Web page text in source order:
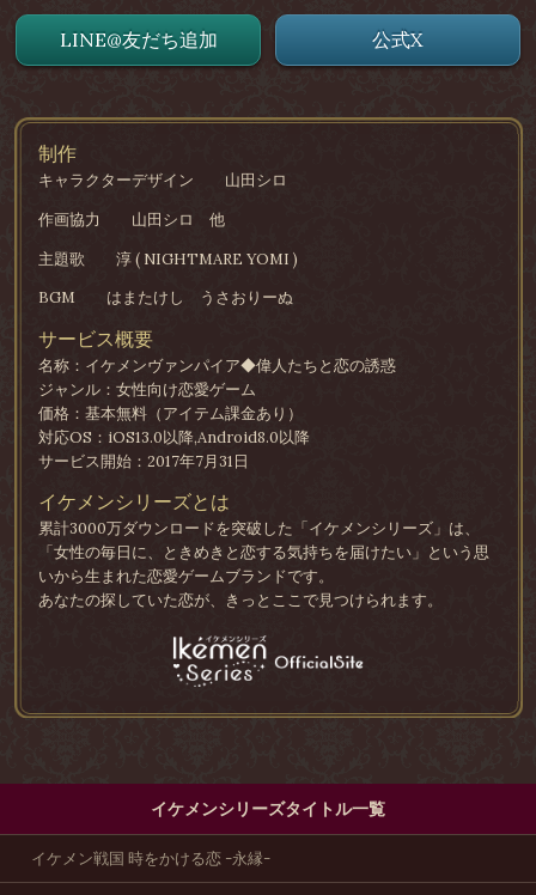
LINE@友だち追加 公式X
制作
キャラクターデザイン
山田シロ
作画協力
山田シロ 他
主題歌
淳 ( NIGHTMARE YOMI )
BGM
はまたけし うさおりーぬ
サービス概要
名称：イケメンヴァンパイア◆偉人たちと恋の誘惑
ジャンル：女性向け恋愛ゲーム
価格：基本無料（アイテム課金あり）
対応OS：iOS13.0以降,Android8.0以降
サービス開始：2017年7月31日
イケメンシリーズとは
累計3000万ダウンロードを突破した「イケメンシリーズ」は、
「女性の毎日に、ときめきと恋する気持ちを届けたい」という思
いから生まれた恋愛ゲームブランドです。
あなたの探していた恋が、きっとここで見つけられます。
イケメンシリーズタイトル一覧
イケメン戦国 時をかける恋 -永縁-